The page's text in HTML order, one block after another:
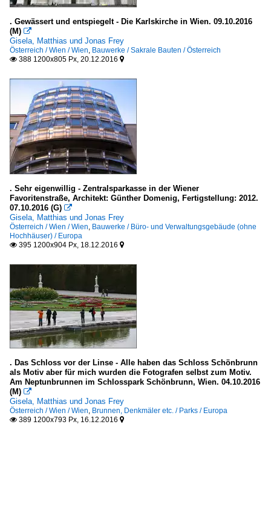
. Gewässert und entspiegelt - Die Karlskirche in Wien. 09.10.2016
(M) 
Gisela, Matthias und Jonas Frey
Österreich / Wien / Wien Bauwerke / Sakrale Bauten / Österreich
 388 1200x805 Px, 20.12.2016 
. Sehr eigenwillig - Zentralsparkasse in der Wiener
Favoritenstraße, Architekt: Günther Domenig, Fertigstellung: 2012.
07.10.2016 (G) 
Gisela, Matthias und Jonas Frey
Österreich / Wien / Wien Bauwerke / Büro- und Verwaltungsgebäude (ohne
Hochhäuser) / Europa
 395 1200x904 Px, 18.12.2016 
. Das Schloss vor der Linse - Alle haben das Schloss Schönbrunn
als Motiv aber für mich wurden die Fotografen selbst zum Motiv.
Am Neptunbrunnen im Schlosspark Schönbrunn, Wien. 04.10.2016
(M) 
Gisela, Matthias und Jonas Frey
Österreich / Wien / Wien Brunnen, Denkmäler etc. / Parks / Europa
 389 1200x793 Px, 16.12.2016 